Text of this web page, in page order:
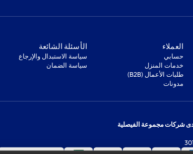
‫العملاء‬
‫حسابي‬
‫خدمات المنزل‬
‫طلبات الأعمال (B2B)‬
مدونات
‫الأسئلة الشائعة‬
‫سياسة الاستبدال والإرجاع‬
‫سياسة الضمان‬